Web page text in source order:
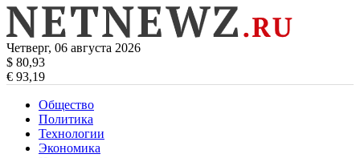
Четверг, 06 августа 2026
$ 80,93
€ 93,19
Общество
Политика
Технологии
Экономика